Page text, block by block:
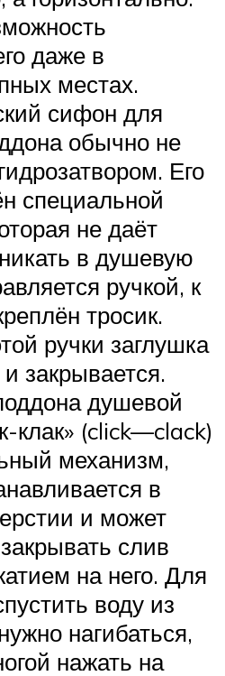
даже в
местах.
сифон для
обычно не
Его
специальной
не даёт
в душевую
ручкой, к
тросик.
ручки заглушка
закрывается.
душевой
клак» (click—clack)
механизм,
в
и может
слив
на него. Для
воду из
нагибаться,
нажать на